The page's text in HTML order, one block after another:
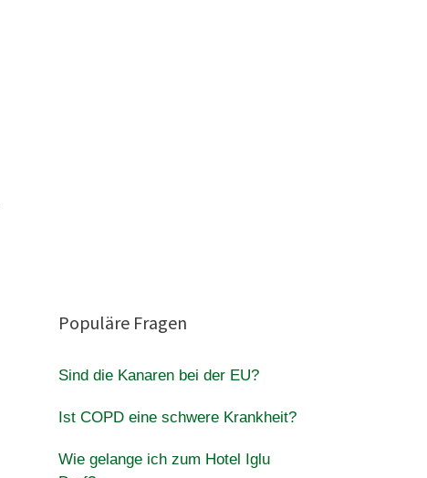
Populäre Fragen
Sind die Kanaren bei der EU?
Ist COPD eine schwere Krankheit?
Wie gelange ich zum Hotel Iglu